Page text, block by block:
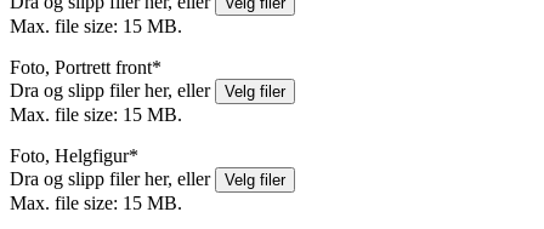
Max. file size: 15 MB.
Foto, Portrett front*
Dra og slipp filer her, eller
Velg filer
Max. file size: 15 MB.
Foto, Helgfigur*
Dra og slipp filer her, eller
Velg filer
Max. file size: 15 MB.